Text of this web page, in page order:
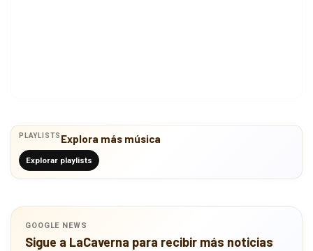
PLAYLISTS Explora más música
Explorar playlists
GOOGLE NEWS
Sigue a LaCaverna para recibir más noticias